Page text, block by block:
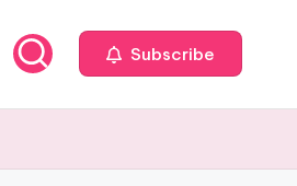
Subscribe